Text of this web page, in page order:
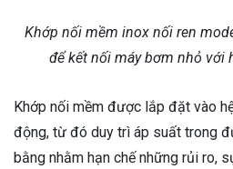
Khớp nối mềm inox nối ren
để kết nối máy bơm nhỏ với
Khớp nối mềm được lắp đặt vào
động, từ đó duy trì áp suất trong
bằng nhằm hạn chế những rủi ro,